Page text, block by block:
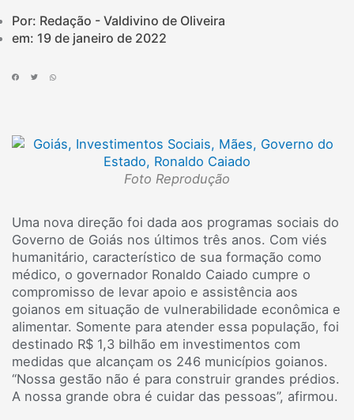
Por: Redação - Valdivino de Oliveira
em: 19 de janeiro de 2022
Foto Reprodução
Uma nova direção foi dada aos programas sociais do
Governo de Goiás nos últimos três anos. Com viés
humanitário, característico de sua formação como
médico, o governador Ronaldo Caiado cumpre o
compromisso de levar apoio e assistência aos
goianos em situação de vulnerabilidade econômica e
alimentar. Somente para atender essa população, foi
destinado R$ 1,3 bilhão em investimentos com
medidas que alcançam os 246 municípios goianos.
“Nossa gestão não é para construir grandes prédios.
A nossa grande obra é cuidar das pessoas”, afirmou.